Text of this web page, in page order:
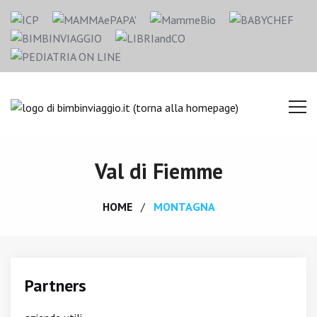
Val di Fiemme
HOME MONTAGNA
Partners